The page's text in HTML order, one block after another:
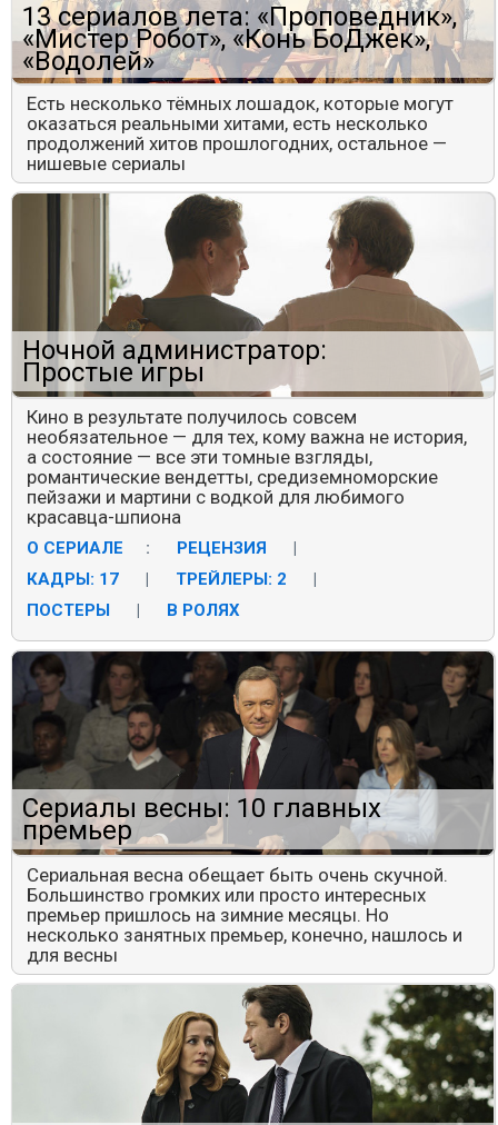
13 сериалов лета: «Проповедник»,
«Мистер Робот», «Конь БоДжек»,
«Водолей»
Есть несколько тёмных лошадок, которые могут
оказаться реальными хитами, есть несколько
продолжений хитов прошлогодних, остальное —
нишевые сериалы
Ночной администратор:
Простые игры
Кино в результате получилось совсем
необязательное — для тех, кому важна не история,
а состояние — все эти томные взгляды,
романтические вендетты, средиземноморские
пейзажи и мартини с водкой для любимого
красавца-шпиона
О СЕРИАЛЕ : РЕЦЕНЗИЯ
|
КАДРЫ: 17
| ТРЕЙЛЕРЫ: 2
|
ПОСТЕРЫ
| В РОЛЯХ
Сериалы весны: 10 главных
премьер
Сериальная весна обещает быть очень скучной.
Большинство громких или просто интересных
премьер пришлось на зимние месяцы. Но
несколько занятных премьер, конечно, нашлось и
для весны